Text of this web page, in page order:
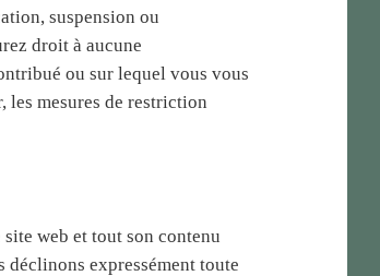
suspension ou
droit à aucune
ou sur lequel vous vous
les mesures de restriction
web et tout son contenu
expressément toute